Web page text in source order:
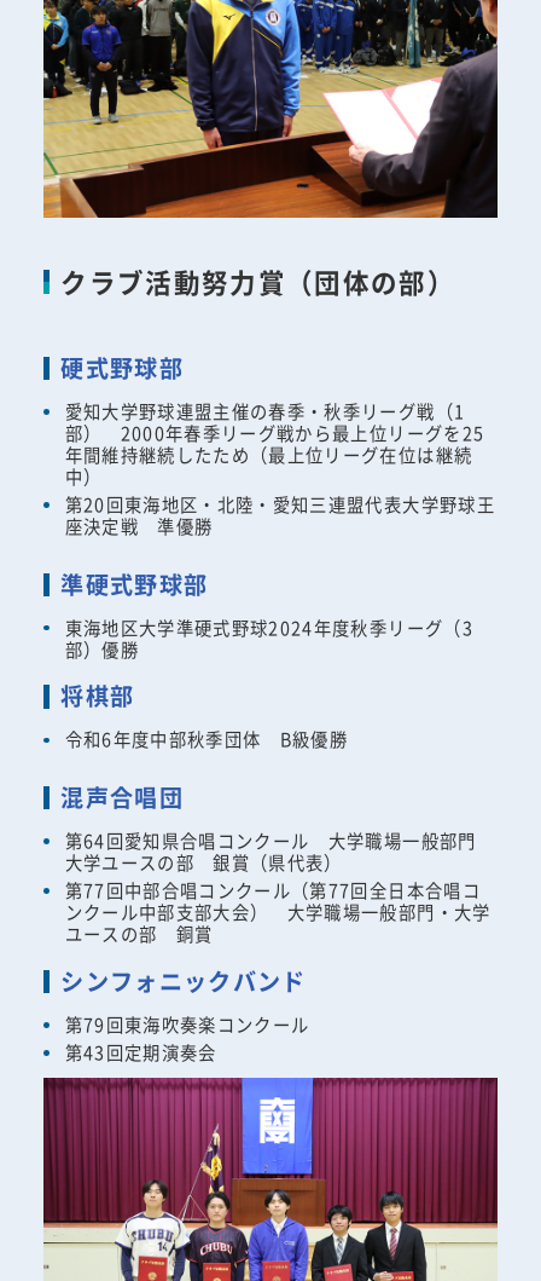
クラブ活動努力賞（団体の部）
硬式野球部
愛知大学野球連盟主催の春季・秋季リーグ戦（1
部） 2000年春季リーグ戦から最上位リーグを25
年間維持継続したため（最上位リーグ在位は継続
中）
第20回東海地区・北陸・愛知三連盟代表大学野球王
座決定戦 準優勝
準硬式野球部
東海地区大学準硬式野球2024年度秋季リーグ（3
部）優勝
将棋部
令和6年度中部秋季団体 B級優勝
混声合唱団
第64回愛知県合唱コンクール 大学職場一般部門
大学ユースの部 銀賞（県代表）
第77回中部合唱コンクール（第77回全日本合唱コ
ンクール中部支部大会） 大学職場一般部門・大学
ユースの部 銅賞
シンフォニックバンド
第79回東海吹奏楽コンクール
第43回定期演奏会